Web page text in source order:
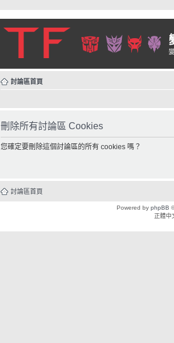
討論區首頁
刪除所有討論區 Cookies
您確定要刪除這個討論區的所有 cookies 嗎？
討論區首頁
Powered by phpBB
正體中